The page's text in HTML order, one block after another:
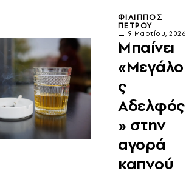
ΦΊΛΙΠΠΟΣ
ΠΈΤΡΟΥ
9 Μαρτίου, 2026
Μπαίνει
«Μεγάλο
ς
Αδελφός
» στην
αγορά
καπνού